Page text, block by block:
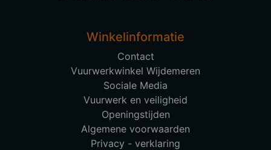
Winkelinformatie
Contact
Vuurwerkwinkel Wijdemeren
Sociale Media
Vuurwerk en veiligheid
Openingstijden
Algemene voorwaarden
Privacy - verklaring